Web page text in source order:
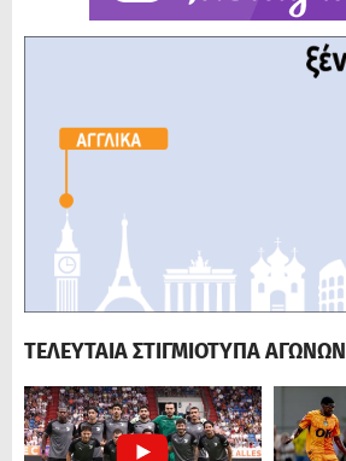
ΤΕΛΕΥΤΑΙΑ ΣΤΙΓΜΙΟΤΥΠΑ ΑΓΩΝΩΝ